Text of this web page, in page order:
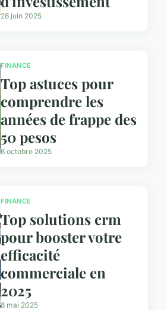
28 juin 2025
FINANCE
Top astuces pour
comprendre les
années de frappe des
50 pesos
6 octobre 2025
FINANCE
Top solutions crm
pour booster votre
efficacité
commerciale en
2025
8 mai 2025